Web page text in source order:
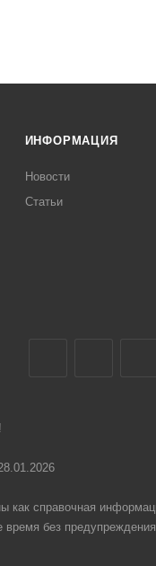
ИНФОРМАЦИЯ
Новости
Статьи
справочная
без